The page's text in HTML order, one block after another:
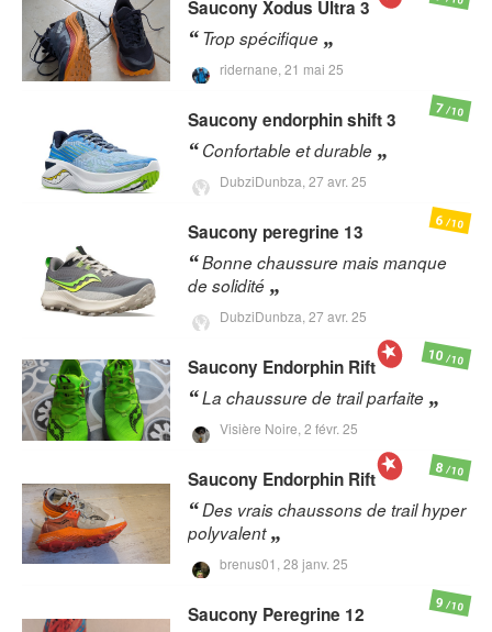
SauconyXodus Ultra 3
Trop spécifique
ridernane, 21 mai 25
Sauconyendorphin shift 3
Confortable et durable
DubziDunbza, 27 avr. 25
7/10
Saucony peregrine 13
Bonne chaussure mais manque
de solidité
DubziDunbza, 27 avr. 25
6/10
Saucony Endorphin Rift
La chaussure de trail parfaite
Visière Noire, 2 févr. 25
10/10
Saucony Endorphin Rift
Des vrais chaussons de trail hyper
polyvalent
brenus01, 28 janv. 25
8/10
Saucony Peregrine 12 9/10